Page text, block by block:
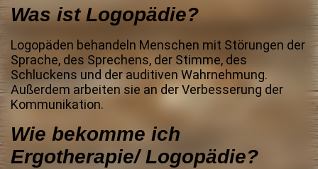
Was ist Logopädie?
Logopäden behandeln Menschen mit Störungen der
Sprache, des Sprechens, der Stimme, des
Schluckens und der auditiven Wahrnehmung.
Außerdem arbeiten sie an der Verbesserung der
Kommunikation.
Wie bekomme ich
Ergotherapie/ Logopädie?